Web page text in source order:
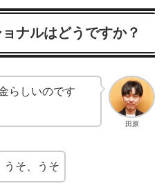
ナルはどうですか？
田原
らしいのです
うそ、うそ